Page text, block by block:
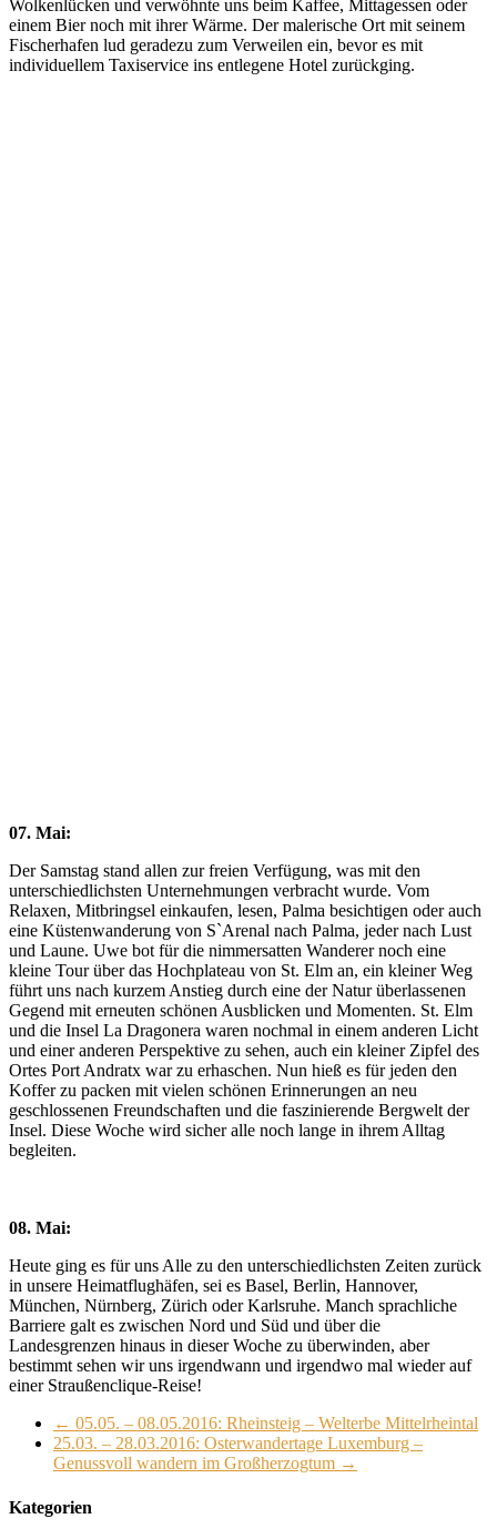
Wolkenlücken und verwöhnte uns beim Kaffee, Mittagessen oder
einem Bier noch mit ihrer Wärme. Der malerische Ort mit seinem
Fischerhafen lud geradezu zum Verweilen ein, bevor es mit
individuellem Taxiservice ins entlegene Hotel zurückging.
07. Mai:
Der Samstag stand allen zur freien Verfügung, was mit den
unterschiedlichsten Unternehmungen verbracht wurde. Vom
Relaxen, Mitbringsel einkaufen, lesen, Palma besichtigen oder auch
eine Küstenwanderung von S`Arenal nach Palma, jeder nach Lust
und Laune. Uwe bot für die nimmersatten Wanderer noch eine
kleine Tour über das Hochplateau von St. Elm an, ein kleiner Weg
führt uns nach kurzem Anstieg durch eine der Natur überlassenen
Gegend mit erneuten schönen Ausblicken und Momenten. St. Elm
und die Insel La Dragonera waren nochmal in einem anderen Licht
und einer anderen Perspektive zu sehen, auch ein kleiner Zipfel des
Ortes Port Andratx war zu erhaschen. Nun hieß es für jeden den
Koffer zu packen mit vielen schönen Erinnerungen an neu
geschlossenen Freundschaften und die faszinierende Bergwelt der
Insel. Diese Woche wird sicher alle noch lange in ihrem Alltag
begleiten.
08. Mai:
Heute ging es für uns Alle zu den unterschiedlichsten Zeiten zurück
in unsere Heimatflughäfen, sei es Basel, Berlin, Hannover,
München, Nürnberg, Zürich oder Karlsruhe. Manch sprachliche
Barriere galt es zwischen Nord und Süd und über die
Landesgrenzen hinaus in dieser Woche zu überwinden, aber
bestimmt sehen wir uns irgendwann und irgendwo mal wieder auf
einer Straußenclique-Reise!
← 05.05. – 08.05.2016: Rheinsteig – Welterbe Mittelrheintal
25.03. – 28.03.2016: Osterwandertage Luxemburg –
Genussvoll wandern im Großherzogtum →
Kategorien